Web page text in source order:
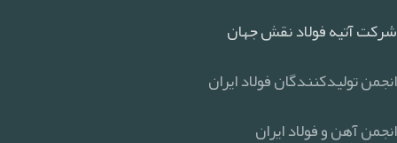
شرکت آتیه فولاد نقش جهان
انجمن تولیدکنندگان فولاد ایران
انجمن آهن و فولاد ایران